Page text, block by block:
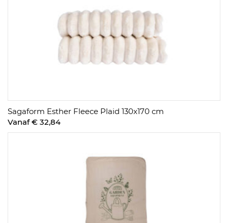
Sagaform Esther Fleece Plaid 130x170 cm
Vanaf € 32,84